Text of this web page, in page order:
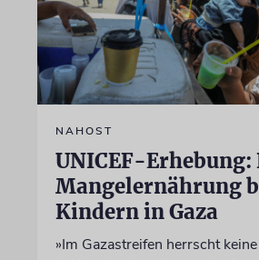
NAHOST
UNICEF-Erhebung:
Mangelernährung
Kindern in Gaza
»Im Gazastreifen herrscht